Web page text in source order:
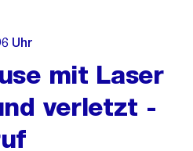
Uhr
mit Laser
verletzt -